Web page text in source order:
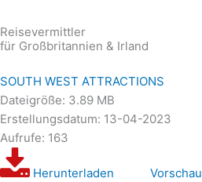
Reisevermittler
für Großbritannien & Irland
SOUTH WEST ATTRACTIONS
Dateigröße: 3.89 MB
Erstellungsdatum: 13-04-2023
Aufrufe: 163
Herunterladen
Vorschau